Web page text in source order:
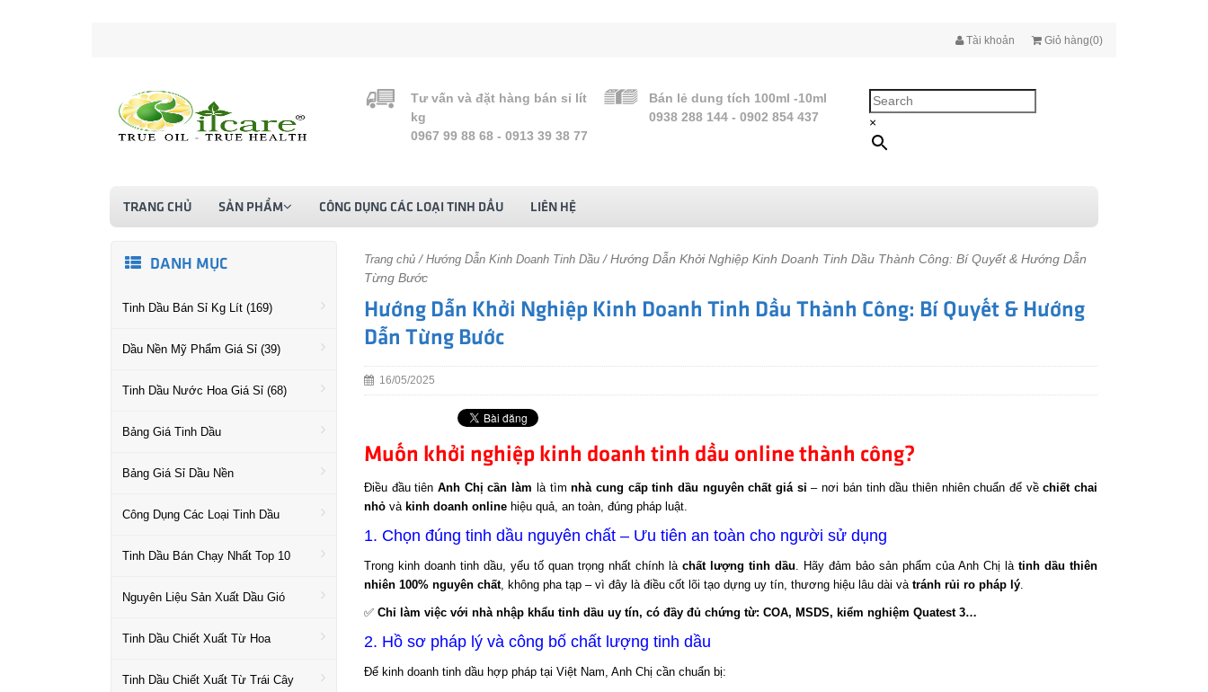
Tài khoản Giỏ hàng(0)
Tư vấn và đặt hàng bán sỉ lít
kg
0967 99 88 68 - 0913 39 38 77
Bán lẻ dung tích 100ml -10ml
0938 288 144 - 0902 854 437
×
TRANG CHỦ SẢN PHẨM CÔNG DỤNG CÁC LOẠI TINH DẦU LIÊN HỆ
DANH MỤC
Tinh Dầu Bán Sỉ Kg Lít (169)
Dầu Nền Mỹ Phẩm Giá Sỉ (39)
Tinh Dầu Nước Hoa Giá Sỉ (68)
Bảng Giá Tinh Dầu
Bảng Giá Sỉ Dầu Nền
Công Dụng Các Loại Tinh Dầu
Tinh Dầu Bán Chạy Nhất Top 10
Nguyên Liệu Sản Xuất Dầu Gió
Tinh Dầu Chiết Xuất Từ Hoa
Tinh Dầu Chiết Xuất Từ Trái Cây
Trang chủ / Hướng Dẫn Kinh Doanh Tinh Dầu / Hướng Dẫn Khởi Nghiệp Kinh Doanh Tinh Dầu Thành Công: Bí Quyết & Hướng Dẫn
Từng Bước
Hướng Dẫn Khởi Nghiệp Kinh Doanh Tinh Dầu Thành Công: Bí Quyết & Hướng
Dẫn Từng Bước
16/05/2025
Muốn khởi nghiệp kinh doanh tinh dầu online thành công?
Điều đầu tiênAnh Chị cần làm là tìmnhà cung cấp tinh dầu nguyên chất giá sỉ– nơi bán tinh dầu thiên nhiên chuẩn để vềchiết chai
nhỏ và kinh doanh online hiệu quả, an toàn, đúng pháp luật.
1. Chọn đúng tinh dầu nguyên chất – Ưu tiên an toàn cho người sử dụng
Trong kinh doanh tinh dầu, yếu tố quan trọng nhất chính là chất lượng tinh dầu. Hãy đảm bảo sản phẩm của Anh Chị là tinh dầu thiên
nhiên 100% nguyên chất, không pha tạp – vì đây là điều cốt lõi tạo dựng uy tín, thương hiệu lâu dài và tránh rủi ro pháp lý.
✅ Chỉ làm việc với nhà nhập khẩu tinh dầu uy tín, có đầy đủ chứng từ: COA, MSDS, kiểm nghiệm Quatest 3…
2. Hồ sơ pháp lý và công bố chất lượng tinh dầu
Để kinh doanh tinh dầu hợp pháp tại Việt Nam, Anh Chị cần chuẩn bị: